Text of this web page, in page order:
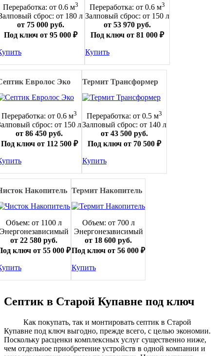
Переработка: от 0.6 м3
сброс: от 180 л
от 75 000 руб.
Под ключ от 95 000 ₽
Переработка: от 0.6 м3
Залповый сброс: от 150 л
от 53 970 руб.
Под ключ от 81 000 ₽
Купить
Евролос Эко
Переработка: от 0.6 м3
сброс: от 150 л
от 86 450 руб.
Под ключ от 112 500 ₽
Термит Трансформер
Переработка: от 0.5 м3
Залповый сброс: от 140 л
от 43 500 руб.
Под ключ от 70 500 ₽
Купить
Накопитель
Объем: от 1100 л
от 22 580 руб.
ключ от 55 000 ₽
Термит Накопитель
Объем: от 700 л
Энергонезависимый
от 18 600 руб.
Под ключ от 56 000 ₽
Купить
Септик в Старой Купавне под ключ
Как покупать, так и монтировать септик в Старой
Купавне под ключ выгодно, прежде всего, с целью экономии.
Поскольку расценки комплексных услуг существенно ниже,
чем отдельное приобретение устройств в одной компании и